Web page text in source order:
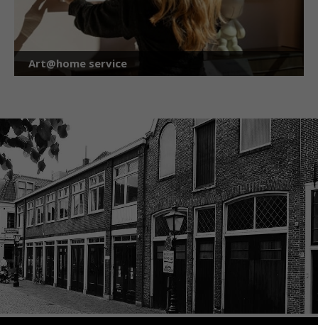
Art@home service